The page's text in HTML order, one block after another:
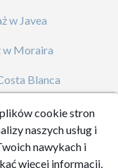
w Javea
w Moraira
Blanca
Javea
Costa Blanca
cookie stron
naszych usług i
nawykach i
więcej informacji,